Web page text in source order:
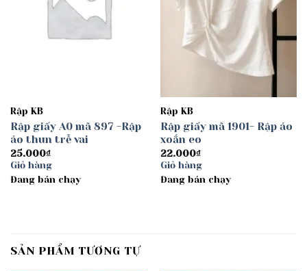
Rập KB
Rập giấy A0 mã 897 -Rập
áo thun trễ vai
25.000₫
Giỏ hàng
Đang bán chạy
Rập KB
Rập giấy mã 1901- Rập áo
xoắn eo
22.000₫
Giỏ hàng
Đang bán chạy
SẢN PHẨM TƯƠNG TỰ